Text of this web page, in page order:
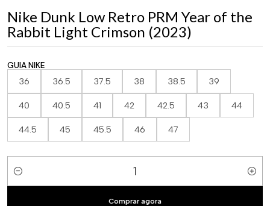
Nike Dunk Low Retro PRM Year of the
Rabbit Light Crimson (2023)
GUIA NIKE
36 36.5 37.5 38 38.5 39
40 40.5 41 42 42.5 43 44
44.5 45 45.5 46 47
Quantidade
Comprar agora